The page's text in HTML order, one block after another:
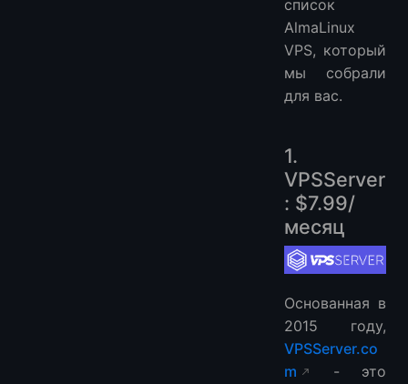
список
AlmaLinux
VPS, который
мы собрали
для вас.
1.
VPSServer
: $7.99/
месяц
Основанная в
2015 году,
VPSServer.co
m
- это